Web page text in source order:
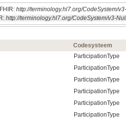
http://terminology.hl7.org/CodeSystem/
http://terminology.hl7.org/CodeSystem/v3-
Codesysteem
ParticipationType
ParticipationType
ParticipationType
ParticipationType
ParticipationType
ParticipationType